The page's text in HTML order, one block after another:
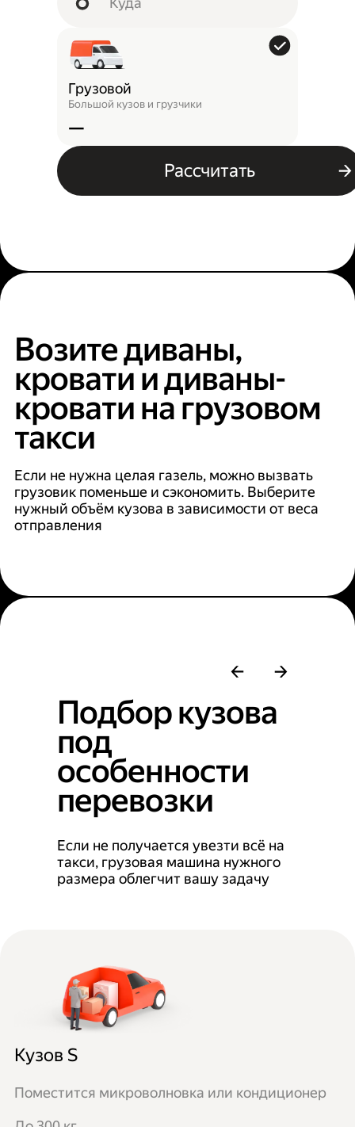
Грузовой
Большой кузов и грузчики
—
Рассчитать
Возите диваны,
кровати и диваны-
кровати на грузовом
такси
Если не нужна целая газель, можно вызвать
грузовик поменьше и сэкономить. Выберите
нужный объём кузова в зависимости от веса
отправления
Подбор кузова
под
особенности
перевозки
Если не получается увезти всё на
такси, грузовая машина нужного
размера облегчит вашу задачу
Кузов S
Поместится микроволновка или кондиционер